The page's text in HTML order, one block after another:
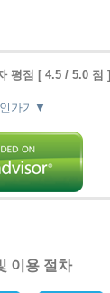
평점 [ 4.5 / 5.0 점 ]
가기▼
이용 절차